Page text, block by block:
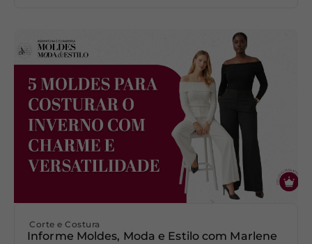
Corte e Costura
Informe Moldes, Moda e Estilo com Marlene